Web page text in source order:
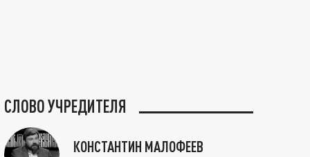
СЛОВО УЧРЕДИТЕЛЯ
КОНСТАНТИН МАЛОФЕЕВ